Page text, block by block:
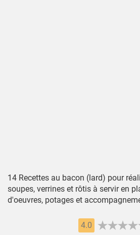
14 Recettes au bacon (lard) pour
soupes, verrines et rôtis à servir en
d'oeuvres, potages et
4.0